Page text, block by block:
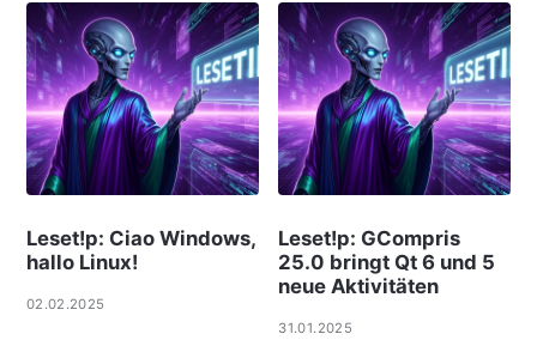
Leset!p: Ciao Windows,
hallo Linux!
02.02.2025
Leset!p: GCompris
25.0 bringt Qt 6 und 5
neue Aktivitäten
31.01.2025